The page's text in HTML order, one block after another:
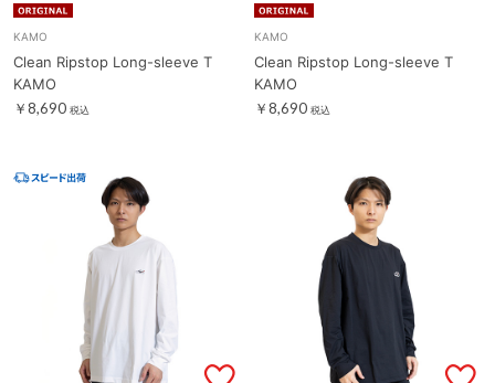
KAMO
Clean Ripstop Long-sleeve T
KAMO
￥8,690 税込
KAMO
Clean Ripstop Long-sleeve T
KAMO
￥8,690 税込